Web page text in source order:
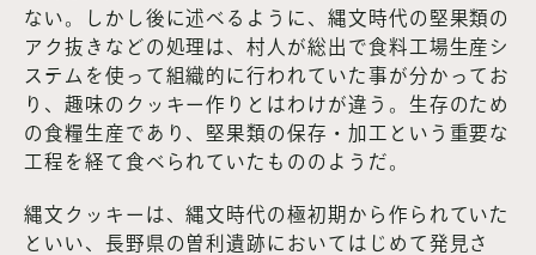
ない。しかし後に述べるように、縄文時代の堅果類の
アク抜きなどの処理は、村人が総出で食料工場生産シ
ステムを使って組織的に行われていた事が分かってお
り、趣味のクッキー作りとはわけが違う。生存のため
の食糧生産であり、堅果類の保存・加工という重要な
工程を経て食べられていたもののようだ。
縄文クッキーは、縄文時代の極初期から作られていた
といい、長野県の曽利遺跡においてはじめて発見さ